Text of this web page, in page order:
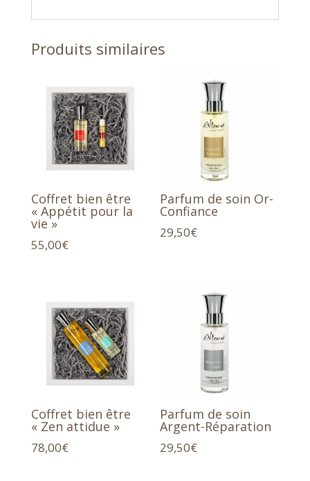
Produits similaires
Coffret bien être
« Appétit pour la
vie »
55,00€
Parfum de soin Or-
Confiance
29,50€
Coffret bien être
« Zen attidue »
78,00€
Parfum de soin
Argent-Réparation
29,50€